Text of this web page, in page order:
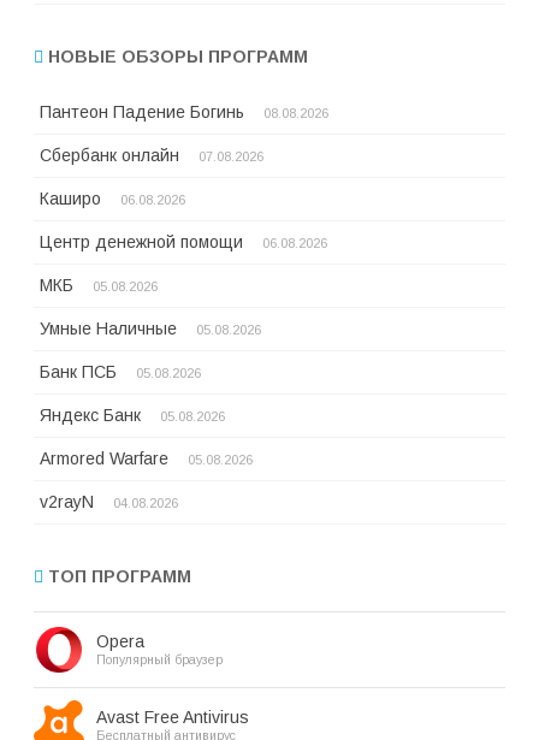
НОВЫЕ ОБЗОРЫ ПРОГРАММ
Пантеон Падение Богинь 08.08.2026
Сбербанк онлайн 07.08.2026
Каширо 06.08.2026
Центр денежной помощи 06.08.2026
МКБ 05.08.2026
Умные Наличные 05.08.2026
Банк ПСБ 05.08.2026
Яндекс Банк 05.08.2026
Armored Warfare 05.08.2026
v2rayN 04.08.2026
ТОП ПРОГРАММ
Opera
Популярный браузер
Avast Free Antivirus
Бесплатный антивирус